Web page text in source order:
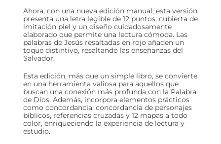
Ahora, con una nueva edición manual, esta versión
presenta una letra legible de 12 puntos, cubierta de
imitación piel y un diseño cuidadosamente
elaborado que permite una lectura cómoda. Las
palabras de Jesús resaltadas en rojo añaden un
toque distintivo, resaltando las enseñanzas del
Salvador.
Esta edición, más que un simple libro, se convierte
en una herramienta valiosa para aquellos que
buscan una conexión más profunda con la Palabra
de Dios. Además, incorpora elementos prácticos
como concordancia, concordancia de personajes
bíblicos, referencias cruzadas y 12 mapas a todo
color, enriqueciendo la experiencia de lectura y
estudio.